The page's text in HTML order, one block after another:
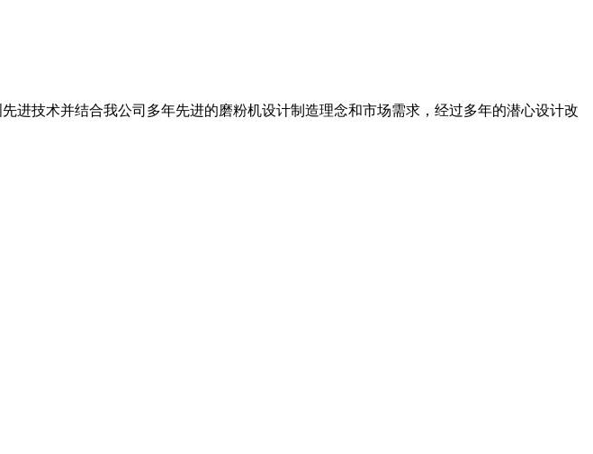
进技术并结合我公司多年先进的磨粉机设计制造理念和市场需求，经过多年的潜心设计改